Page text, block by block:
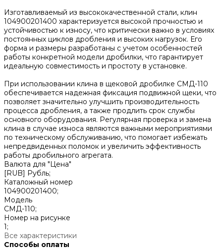
Изготавливаемый из высококачественной стали, клин
104900201400 характеризуется высокой прочностью и
устойчивостью к износу, что критически важно в условиях
постоянных циклов дробления и высоких нагрузок. Его
форма и размеры разработаны с учетом особенностей
работы конкретной модели дробилки, что гарантирует
идеальную совместимость и простоту в установке.
При использовании клина в щековой дробилке СМД-110
обеспечивается надежная фиксация подвижной щеки, что
позволяет значительно улучшить производительность
процесса дробления, а также продлить срок службы
основного оборудования. Регулярная проверка и замена
клина в случае износа являются важными мероприятиями
по техническому обслуживанию, что помогает избежать
непредвиденных поломок и увеличить эффективность
работы дробильного агрегата.
Валюта для "Цена"
[RUB] Рубль;
Каталожный номер
104900201400;
Модель
СМД-110;
Номер на рисунке
1;
Все характеристики
Способы оплаты